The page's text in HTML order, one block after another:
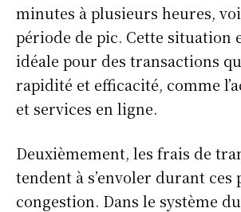
minutes à plusieurs heures,
période de pic. Cette situation
idéale pour des transactions
rapidité et efficacité, comme
et services en ligne.
Deuxièmement, les frais de
tendent à s’envoler durant ces
congestion. Dans le système